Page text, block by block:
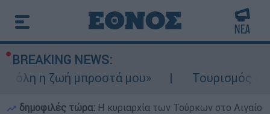
BREAKING NEWS:
ζωή μπροστά μου»
Τουρισμός για
δημοφιλές τώρα: Η κυριαρχία των Τούρκων στο Αιγαίο